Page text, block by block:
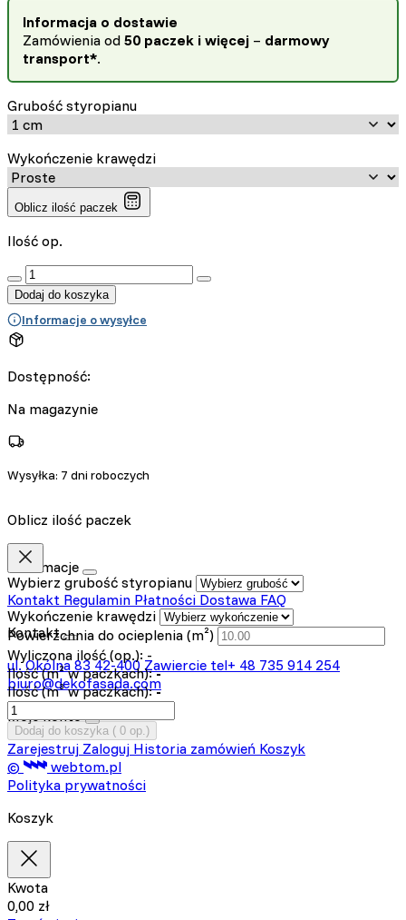
Informacja o dostawie
Zamówienia od 50 paczek i więcej – darmowy
transport*.
Grubość styropianu
Wykończenie krawędzi
Oblicz ilość paczek
Ilość op.
:product_name quantity
Dodaj do koszyka
Informacje o wysyłce
Dostępność:
Na magazynie
Wysyłka: 7 dni roboczych
Oblicz ilość paczek
Wybierz grubość styropianu
Wykończenie krawędzi
Powierzchnia do ocieplenia (m²)
Wyliczona ilość (op.): -
Ilość (m² w paczkach): -
Ilość (m³ w paczkach): -
Dodaj do koszyka ( 0 op.)
Informacje
Kontakt Regulamin Płatności Dostawa FAQ
Kontakt
ul. Okólna 8342-400 Zawiercie tel+ 48 735 914 254
biuro@dekofasada.com
Moje konto
Zarejestruj Zaloguj Historia zamówień Koszyk
©
webtom.pl
Polityka prywatności
Koszyk
Kwota
0,00 zł